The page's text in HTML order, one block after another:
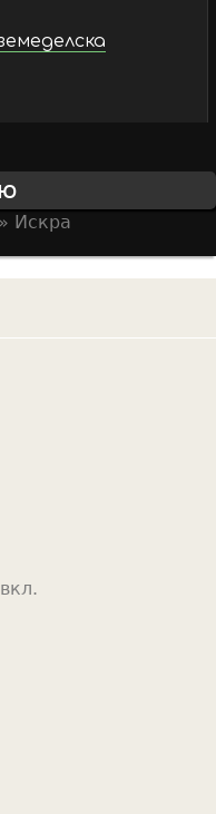
Искра